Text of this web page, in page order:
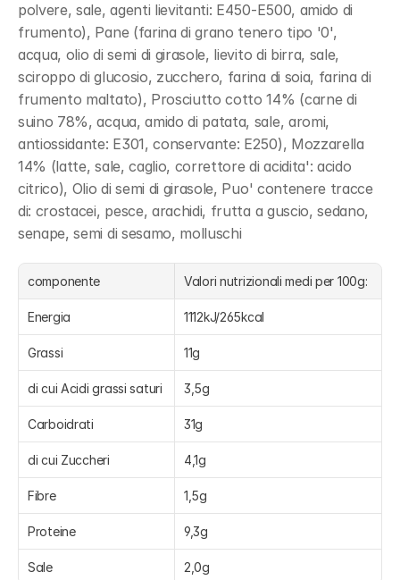
polvere, sale, agenti lievitanti: E450-E500, amido di
frumento), Pane (farina di grano tenero tipo '0',
acqua, olio di semi di girasole, lievito di birra, sale,
sciroppo di glucosio, zucchero, farina di soia, farina di
frumento maltato), Prosciutto cotto 14% (carne di
suino 78%, acqua, amido di patata, sale, aromi,
antiossidante: E301, conservante: E250), Mozzarella
14% (latte, sale, caglio, correttore di acidita': acido
citrico), Olio di semi di girasole, Puo' contenere tracce
di: crostacei, pesce, arachidi, frutta a guscio, sedano,
senape, semi di sesamo, molluschi
componente Valori nutrizionali medi per 100g:
Energia 1112kJ/265kcal
Grassi 11g
di cui Acidi grassi saturi 3,5g
Carboidrati 31g
di cui Zuccheri 4,1g
Fibre 1,5g
Proteine 9,3g
Sale 2,0g